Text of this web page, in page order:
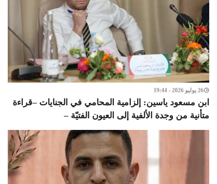
26 يوليو 2026 - 19:44
ابن مسعود ياسين: إلزامية المحامي في الجنايات –قراءة
متأنية من وجدة الألفية إلى العيون الفتيّة –